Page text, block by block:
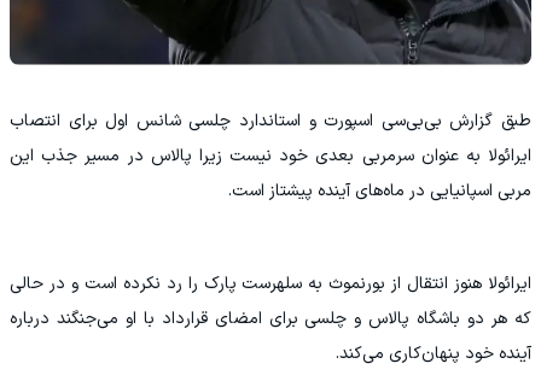
طبق گزارش بی‌بی‌سی اسپورت و استاندارد چلسی شانس اول برای انتصاب
ایرائولا به عنوان سرمربی بعدی خود نیست زیرا پالاس در مسیر جذب این
مربی اسپانیایی در ماه‌های آینده پیشتاز است.
ایرائولا هنوز انتقال از بورنموث به سلهرست پارک را رد نکرده است و در حالی
که هر دو باشگاه پالاس و چلسی برای امضای قرارداد با او می‌جنگند درباره
آینده خود پنهان‌کاری می‌کند.